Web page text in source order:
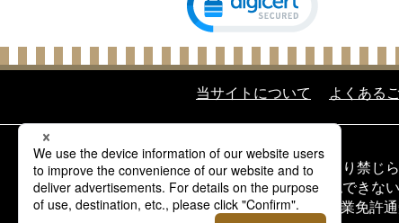
当サイトについて よくある
酒類の販売について
20歳未満の飲酒は法律により禁じら
20歳以上であることを確認できな
当サイトの酒類は酒類販売業免許